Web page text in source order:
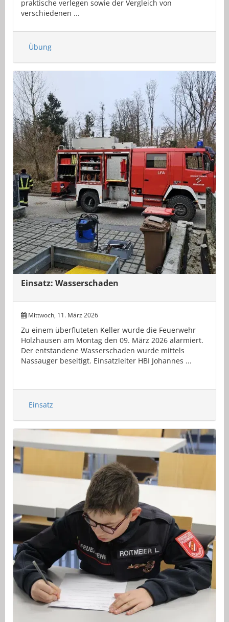
praktische verlegen sowie der Vergleich von
verschiedenen ...
Übung
Einsatz: Wasserschaden
Mittwoch, 11. März 2026
Zu einem überfluteten Keller wurde die Feuerwehr
Holzhausen am Montag den 09. März 2026 alarmiert.
Der entstandene Wasserschaden wurde mittels
Nassauger beseitigt. Einsatzleiter HBI Johannes ...
Einsatz